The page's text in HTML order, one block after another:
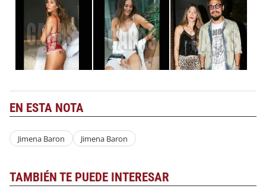
EN ESTA NOTA
Jimena Baron Jimena Baron
TAMBIÉN TE PUEDE INTERESAR